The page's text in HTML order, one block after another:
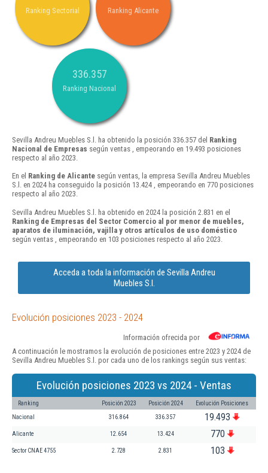
Ranking Sectorial Ranking Alicante
336.357
Ranking Nacional
Sevilla Andreu Muebles S.l. ha obtenido la posición 336.357 del Ranking
Nacional de Empresas según ventas , empeorando en 19.493 posiciones
respecto al año 2023.
En el Ranking de Alicante según ventas, la empresa Sevilla Andreu Muebles
S.l. en 2024 ha conseguido la posición 13.424 , empeorando en 770 posiciones
respecto al año 2023.
Sevilla Andreu Muebles S.l. ha obtenido en 2024 la posición 2.831 en el
Ranking de Empresas del Sector Comercio al por menor de muebles,
aparatos de iluminación, vajilla y otros artículos de uso doméstico
según ventas , empeorando en 103 posiciones respecto al año 2023.
Acceda a toda la información de Sevilla Andreu
Muebles S.l.
Evolución posiciones 2023 - 2024
Información ofrecida por
A continuación le mostramos la evolución de posiciones entre 2023 y 2024 de
Sevilla Andreu Muebles S.l. por cada uno de los rankings según sus ventas:
Evolución posiciones 2023 vs 2024 - Ventas
Ranking Posición 2023 Posición 2024 Evolución Posiciones
Nacional 316.864 336.357 19.493
Alicante 12.654 13.424 770
Sector CNAE 4755 2.728 2.831 103